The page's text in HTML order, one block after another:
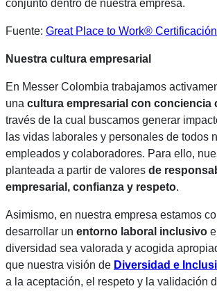
conjunto dentro de nuestra empresa.
Fuente: Great Place to Work®
Nuestra cultura empresarial
En Messer Colombia trabajamos
una cultura empresarial con conciencia
través de la cual buscamos generar
las vidas laborales y personales de todos
empleados y colaboradores. Para ello,
planteada a partir de valores de
empresarial, confianza y respeto.
Asimismo, en nuestra empresa estamos
desarrollar un entorno laboral inclusivo
diversidad sea valorada y acogida
que nuestra visión de Diversidad e
a la aceptación, el respeto y la validación